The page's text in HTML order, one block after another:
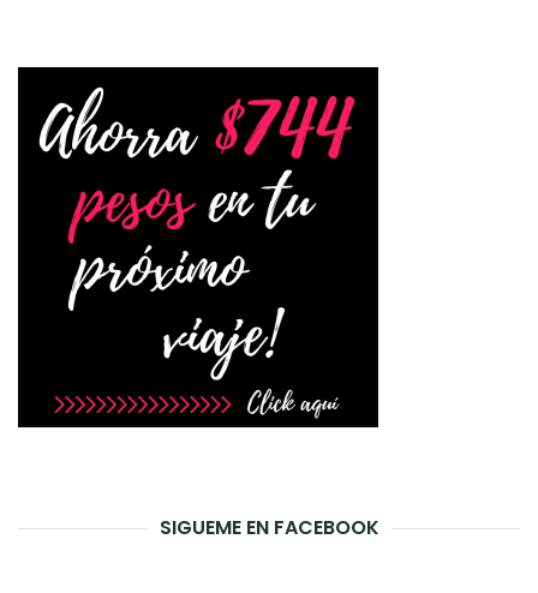
SIGUEME EN FACEBOOK